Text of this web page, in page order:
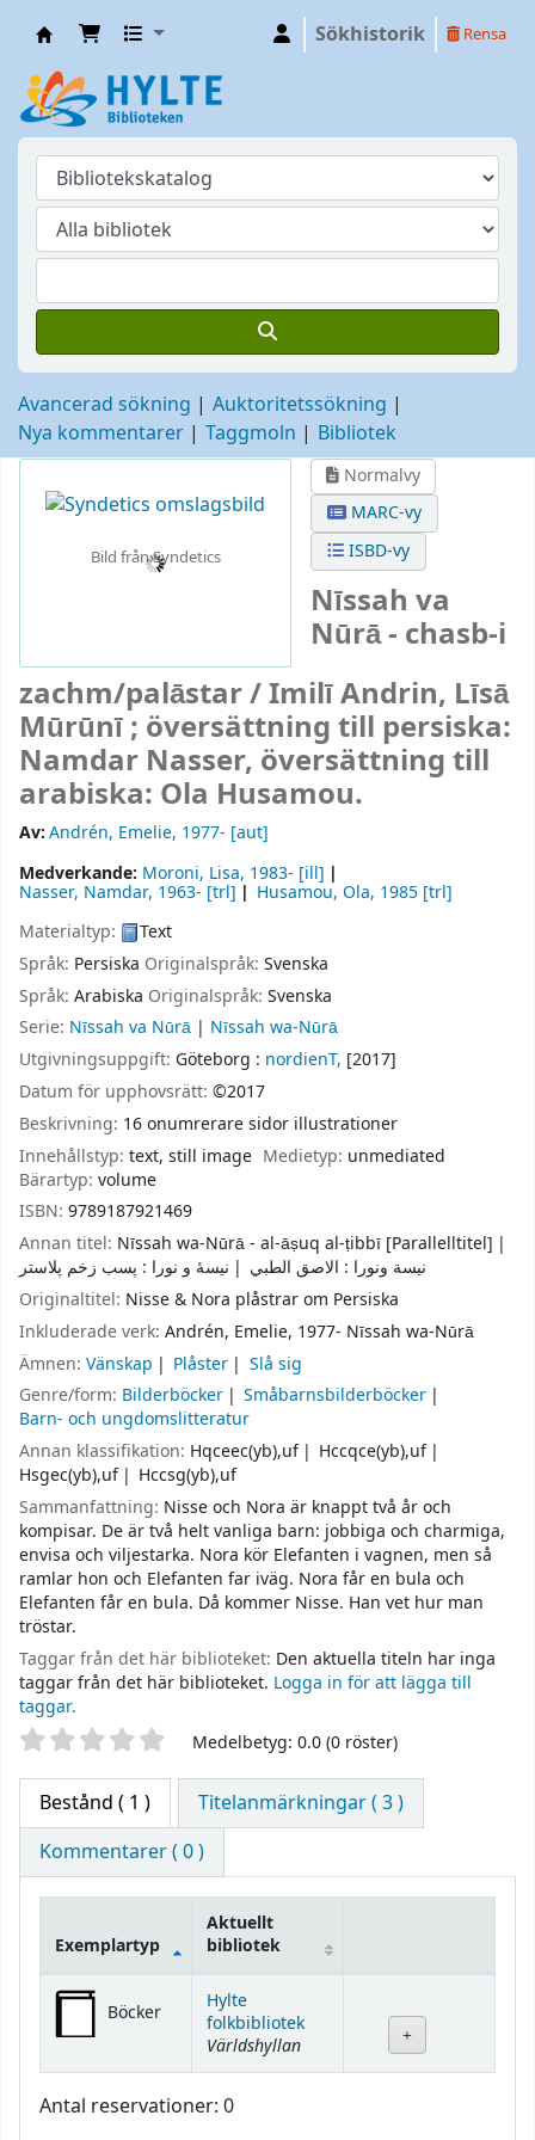
Sökhistorik Rensa
Avancerad sökning
Auktoritetssökning
Nya kommentarer
Taggmoln Bibliotek
Bild från Syndetics
Normalvy
MARC-vy
ISBD-vy
Nīssah va
Nūrā - chasb-i
zachm/palāstar /Imilī Andrin, Līsā
Mūrūnī ; översättning till persiska:
Namdar Nasser, översättning till
arabiska: Ola Husamou.
Av:Andrén, Emelie, 1977- [aut]
Medverkande: Moroni, Lisa, 1983- [ill]
Nasser, Namdar, 1963- [trl] Husamou, Ola, 1985 [trl]
Materialtyp:
Text
Språk: Persiska Originalspråk: Svenska
Språk: Arabiska Originalspråk: Svenska
Serie: Nīssah va Nūrā | Nīssah wa-Nūrā
Utgivningsuppgift: Göteborg : nordienT, [2017]
Datum för upphovsrätt: ©2017
Beskrivning: 16 onumrerare sidor illustrationer
Innehållstyp: text, still image Medietyp: unmediated
Bärartyp: volume
ISBN: 9789187921469
Annan titel: Nīssah wa-Nūrā - al-āṣuq al-ṭibbī [Parallelltitel]
نیسهٔ و نورا : پسب زخم پلاستر
نيسة ونورا : الاصق الطبي
Originaltitel: Nisse & Nora plåstrar om Persiska
Inkluderade verk: Andrén, Emelie, 1977- Nīssah wa-Nūrā
Ämnen: Vänskap Plåster
Slå sig
Genre/form: Bilderböcker
Småbarnsbilderböcker
Barn- och ungdomslitteratur
Annan klassifikation: Hqceec(yb),uf
Hccqce(yb),uf
Hsgec(yb),uf
Hccsg(yb),uf
Sammanfattning: Nisse och Nora är knappt två år och
kompisar. De är två helt vanliga barn: jobbiga och charmiga,
envisa och viljestarka. Nora kör Elefanten i vagnen, men så
ramlar hon och Elefanten far iväg. Nora får en bula och
Elefanten får en bula. Då kommer Nisse. Han vet hur man
tröstar.
Taggar från det här biblioteket: Den aktuella titeln har inga
taggar från det här biblioteket. Logga in för att lägga till
taggar.
Betyg Medelbetyg: 0.0 (0 röster)
Bestånd ( 1 )
Titelanmärkningar ( 3 )
Kommentarer ( 0 )
Bestånd
Exemplartyp
Aktuellt
bibliotek
Böcker
Hylte
folkbibliotek
Världshyllan
Antal reservationer: 0